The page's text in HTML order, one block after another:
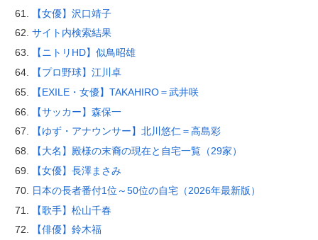
【女優】沢口靖子
サイト内検索結果
【ニトリHD】似鳥昭雄
【プロ野球】江川卓
【EXILE・女優】TAKAHIRO＝武井咲
【サッカー】森保一
【ゆず・アナウンサー】北川悠仁＝高島彩
【大名】殿様の末裔の現在と自宅一覧（29家）
【女優】長澤まさみ
日本の長者番付1位～50位の自宅（2026年最新版）
【歌手】松山千春
【俳優】鈴木福